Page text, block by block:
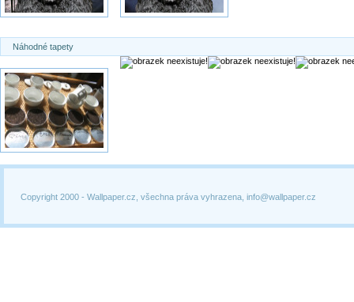
Náhodné tapety
Copyright 2000 - Wallpaper.cz, všechna práva vyhrazena, info@wallpaper.cz